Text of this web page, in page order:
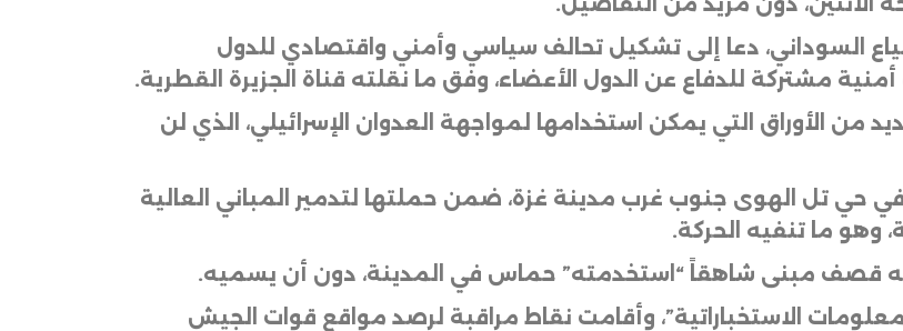
السوداني، دعا إلى تشكيل تحالف سياسي وأمني واقتصادي للدول
أمنية مشتركة للدفاع عن الدول الأعضاء، وفق ما نقلته قناة الجزيرة القطرية.
من الأوراق التي يمكن استخدامها لمواجهة العدوان الإسرائيلي، الذي لن
حي تل الهوى جنوب غرب مدينة غزة، ضمن حملتها لتدمير المباني العالية
ما تنفيه الحركة.
أنه قصف مبنى شاهقاً “استخدمته” حماس في المدينة، دون أن يسميه.
الاستخباراتية”، وأقامت نقاط مراقبة لرصد مواقع قوات الجيش